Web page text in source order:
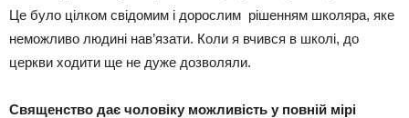
Це було цілком свідомим і дорослим рішенням школяра, яке
неможливо людині нав’язати. Коли я вчився в школі, до
церкви ходити ще не дуже дозволяли.
Священство дає чоловіку можливість у повній мірі